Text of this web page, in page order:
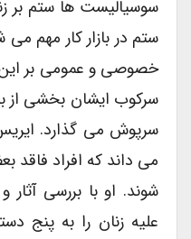
سوسیالیست ها ستم بر
ستم در بازار کار مهم می
خصوصی و عمومی بر این
سرکوب ایشان بخشی از
می داند که افراد فاقد
شوند. او با بررسی آثار
علیه زنان را به پنج